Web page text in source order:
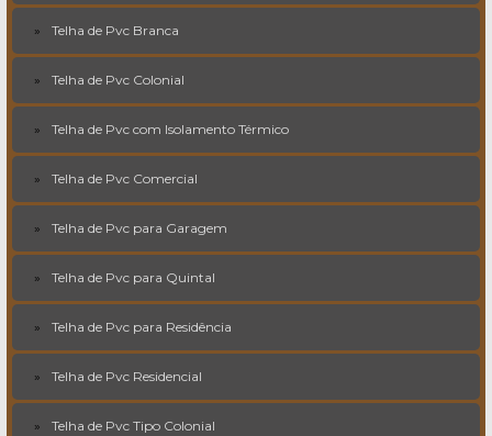
Telha de Pvc Branca
Telha de Pvc Colonial
Telha de Pvc com Isolamento Térmico
Telha de Pvc Comercial
Telha de Pvc para Garagem
Telha de Pvc para Quintal
Telha de Pvc para Residência
Telha de Pvc Residencial
Telha de Pvc Tipo Colonial